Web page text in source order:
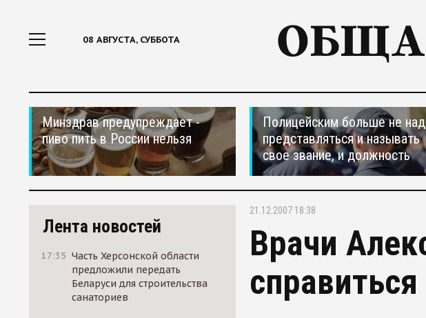
08 АВГУСТА, СУББОТА
Минздрав предупреждает -
пиво пить в России нельзя
Полицейским больше не
представляться и называть
свое звание, и должность
Лента новостей
17:35 Часть Херсонской области
предложили передать
Беларуси для строительства
санаториев
21.12.2007 18:38
Врачи